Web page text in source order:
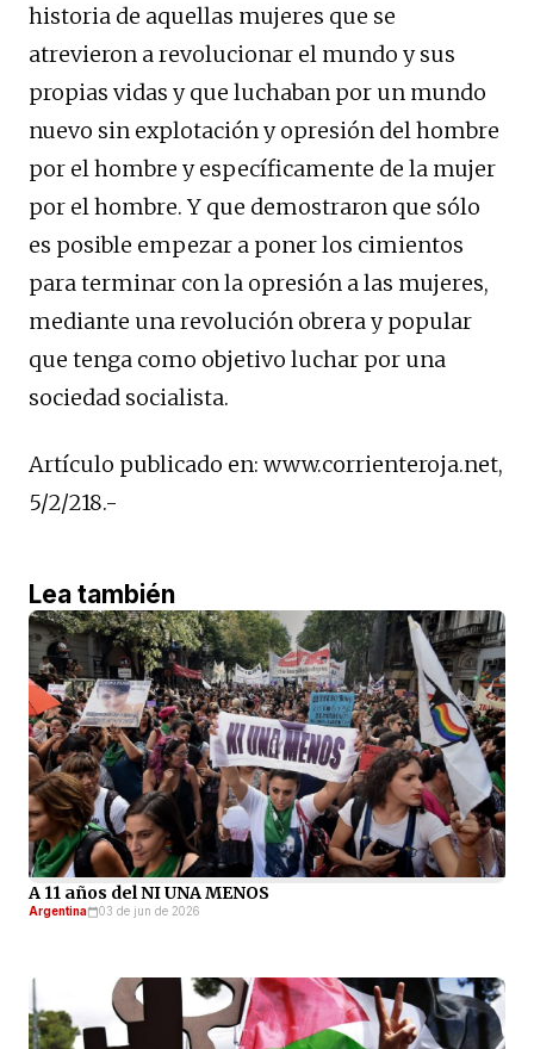
historia de aquellas mujeres que se
atrevieron a revolucionar el mundo y sus
propias vidas y que luchaban por un mundo
nuevo sin explotación y opresión del hombre
por el hombre y específicamente de la mujer
por el hombre. Y que demostraron que sólo
es posible empezar a poner los cimientos
para terminar con la opresión a las mujeres,
mediante una revolución obrera y popular
que tenga como objetivo luchar por una
sociedad socialista.
Artículo publicado en: www.corrienteroja.net,
5/2/218.-
Lea también
A 11 años del NI UNA MENOS
Argentina 03 de jun de 2026